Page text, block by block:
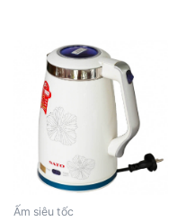
310.000 ₫.là:
190.000 ₫.
Ấm siêu tốc